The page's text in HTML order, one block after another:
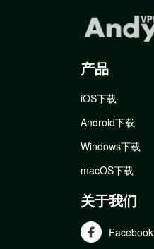
产品
iOS下载
Android下载
Windows下载
macOS下载
关于我们
Facebook